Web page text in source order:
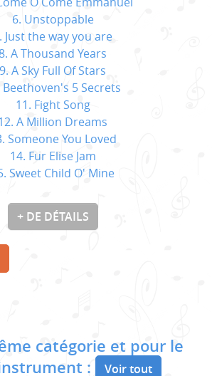
6. Unstoppable
Just the way you are
8. A Thousand Years
9. A Sky Full Of Stars
Beethoven's 5 Secrets
11. Fight Song
A Million Dreams
Someone You Loved
14. Fur Elise Jam
Sweet Child O' Mine
+ DE DÉTAILS
catégorie et pour le
:
Voir tout